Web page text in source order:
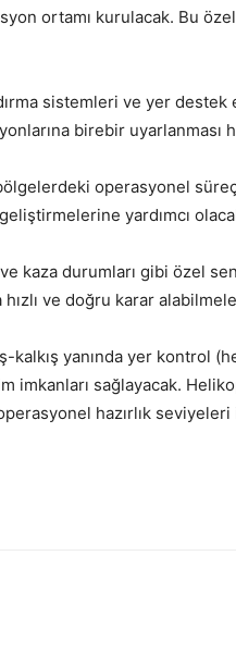
ortamı kurulacak. Bu
sistemleri ve yer destek
birebir uyarlanması
operasyonel
yardımcı
kaza durumları gibi özel
hızlı ve doğru karar
yanında yer kontrol
imkanları sağlayacak.
hazırlık